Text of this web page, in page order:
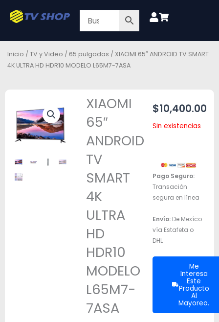
Inicio / TV y Video / 65 pulgadas / XIAOMI 65″ ANDROID TV SMART
4K ULTRA HD HDR10 MODELO L65M7-7ASA
XIAOMI
65″
ANDROID
TV
SMART
4K
ULTRA
HD
HDR10
MODELO
L65M7-
7ASA
$10,400.00
Sin existencias
Pago Seguro:
Transación
segura en línea
Envío:De Mexíco
vía Estafeta o
DHL
Me
Interesa
Este
Producto
Al
Mayoreo.